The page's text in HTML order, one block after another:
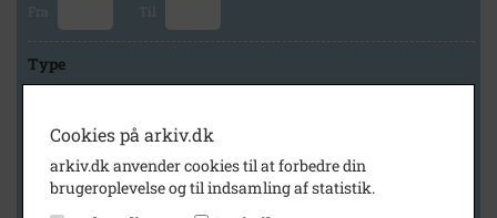
Fra Til
Type
Arkiv
Svinninge Lokalhistoriske Arkiv
Cookies på arkiv.dk
arkiv.dk anvender cookies til at forbedre din
brugeroplevelse og til indsamling af statistik.